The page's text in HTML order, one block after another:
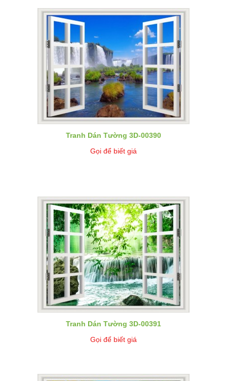
Tranh Dán Tường 3D-00390
Gọi để biết giá
Tranh Dán Tường 3D-00391
Gọi để biết giá